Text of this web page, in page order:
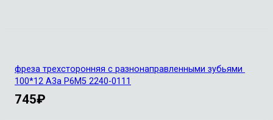
фреза трехсторонняя с разнонаправленными зубьями
100*12 А3а Р6М5 2240-0111
745₽